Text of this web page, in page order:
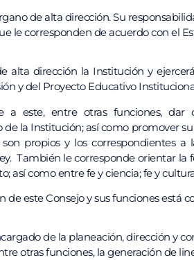
de alta dirección. Su
le corresponden de acuerdo con el
alta dirección la Institución y
y del Proyecto Educativo
a este, entre otras funciones, dar
la Institución; así como promover
propios y los correspondientes a
También le corresponde orientar
así como entre fe y ciencia; fe y
de este Consejo y sus funciones está
de la planeación, dirección y
otras funciones, la generación de